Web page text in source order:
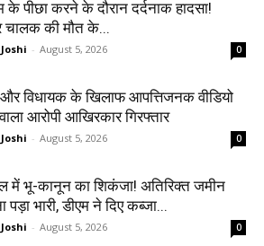
के पीछा करने के दौरान दर्दनाक हादसा!
चालक की मौत के...
- August 5, 2026 0
और विधायक के खिलाफ आपत्तिजनक वीडियो
आरोपी आखिरकार गिरफ्तार
- August 5, 2026 0
में भू-कानून का शिकंजा! अतिरिक्त जमीन
पड़ा भारी, डीएम ने दिए कब्जा...
- August 5, 2026 0